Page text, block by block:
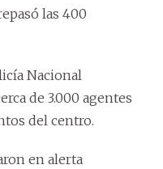
las 400
Nacional
de 3.000 agentes
del centro.
en alerta